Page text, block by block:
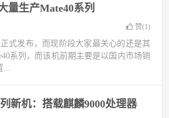
量生产Mate40系列
赞(1)
式发布，而现阶段大家最关心的还是其
系列，而该机前期主要是以国内市场销
...
新机：搭载麒麟9000处理器